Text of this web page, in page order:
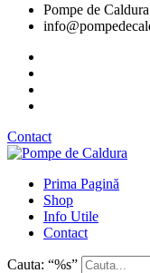
Pompe de
Contact
Prima Pagină
Shop
Info Utile
Contact
Cauta: “%s”